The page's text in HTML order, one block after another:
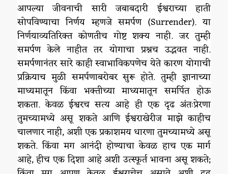
आपल्या जीवनाची सारी जबाबदारी ईश्वराच्या हाती
सोपविण्याचा निर्णय म्हणजे समर्पण (Surrender). या
निर्णयाव्यतिरिक्त कोणतीच गोष्ट शक्य नाही. जर तुम्ही
समर्पण केले नाहीत तर योगाचा प्रश्नच उद्भवत नाही.
समर्पणानंतर सारे काही स्वाभाविकपणेच येते कारण योगाची
प्रक्रियाच मुळी समर्पणाबरोबर सुरू होते. तुम्ही ज्ञानाच्या
माध्यमातून किंवा भक्तीच्या माध्यमातून समर्पित होऊ
शकता. केवळ ईश्वरच सत्य आहे ही एक दृढ अंतःप्रेरणा
तुमच्यामध्ये असू शकते आणि ईश्वराखेरीज माझे काहीच
चालणार नाही, अशी एक प्रकाशमय धारणा तुमच्यामध्ये असू
शकते. किंवा मग आनंदी होण्याचा केवळ हाच एक मार्ग
आहे, हीच एक दिशा आहे अशी उत्स्फूर्त भावना असू शकते;